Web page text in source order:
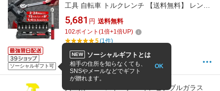
ソーシャルギフト可
工具 自転車 トルクレンチ 【送料無料】 レンチ
プリセット型 ラチェットレンチ セット 72歯 2?
24Nm 1/4インチ 6.3mm 規格 ビット 9種 トル
クス ハードケース 整備 マルチツール ケース入
り メンテナンス ロードバイク MTB クロ
5,681 円 送料無料
102ポイント (1倍+1倍UP)
5(1件)
14:00までの注文で 最短8/8(翌日) お届け
ROCKBROS公式 楽天市場店
呉工業 1730 ストーナー インビジブルガラス
NEW ソーシャルギフトとは
相手の住所を知らなくても、
SNSやメールなどでギフト
が贈れます。
OK